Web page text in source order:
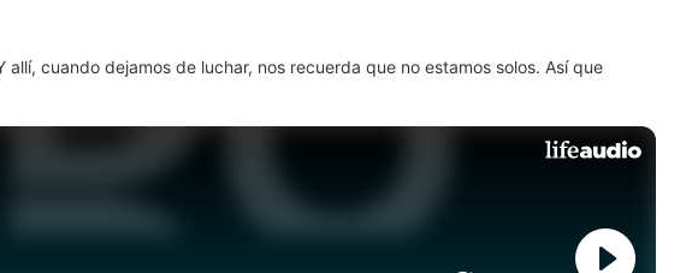
cuando dejamos de luchar, nos recuerda que no estamos solos. Así que